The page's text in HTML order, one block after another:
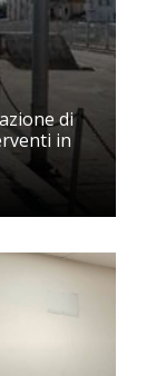
di
in